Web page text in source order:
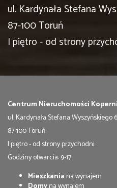
ul. Kardynała Stefana
87-100 Toruń
I piętro - od strony
Centrum Nieruchomości
ul. Kardynała Stefana Wyszyńskiego 6
87-100 Toruń
I piętro - od strony przychodni
Godziny otwarcia: 9-17
Mieszkania na wynajem